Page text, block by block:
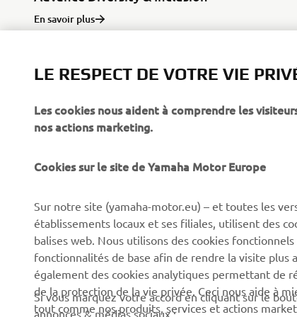
En savoir plus
CORPORATE
Découvrez Yamaha
Événements
Press
Yamaha Motor e-brochures
BUSINESS
Systèmes pour vélos
électriques (VAE) Yamaha
Terrains de golf
Premiers intervenants
LE RESPECT DE VOTRE VIE
Les cookies nous aident à comprendre les
nos actions marketing.
Cookies sur le site de Yamaha Motor Europe
Sur notre site (yamaha-motor.eu) – et toutes les
établissements locaux et ses filiales, utilisent des
balises web. Nous utilisons des cookies
fonctionnalités de base afin de rendre la visite plus
également des cookies analytiques permettant de
de la protection de la vie privée. Ceci nous aide à
tout comme nos produits, services et actions
Si vous marquez votre accord en cliquant sur le
annonces & médias sociaux :